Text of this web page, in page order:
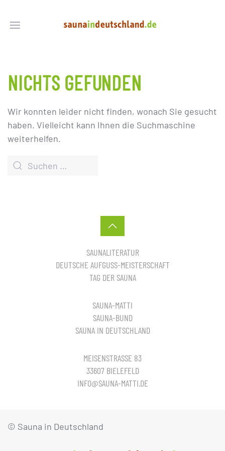
NICHTS GEFUNDEN
Wir konnten leider nicht finden, wonach Sie gesucht
haben. Vielleicht kann Ihnen die Suchmaschine
weiterhelfen.
SAUNALITERATUR
DEUTSCHE AUFGUSS-MEISTERSCHAFT
TAG DER SAUNA
SAUNA-MATTI
SAUNA-BUND
SAUNA IN DEUTSCHLAND
MEISENSTRASSE 83
33607 BIELEFELD
INFO@SAUNA-MATTI.DE
© Sauna in Deutschland